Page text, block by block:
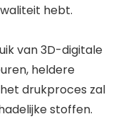
hebt.
van 3D-digitale
heldere
drukproces zal
stoffen.